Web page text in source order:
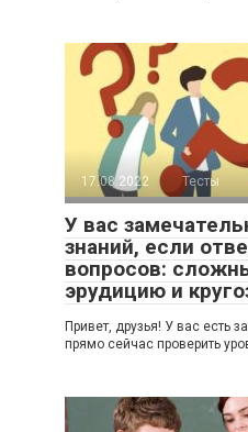
17.08.2022 Тесты
У вас
знаний, если
вопросов:
эрудицию и
Привет, друзья! У вас есть
прямо сейчас проверить